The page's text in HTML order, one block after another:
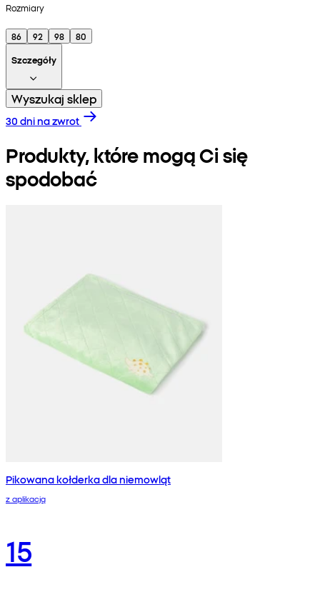
Rozmiary
86 92 98
80
Szczegóły
Wyszukaj sklep
30 dni na zwrot
Produkty, które mogą Ci się
spodobać
Pikowana kołderka dla niemowląt
z aplikacją
15